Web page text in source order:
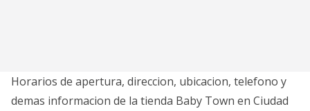
Horarios de apertura, direccion, ubicacion, telefono y
demas informacion de la tienda Baby Town en Ciudad